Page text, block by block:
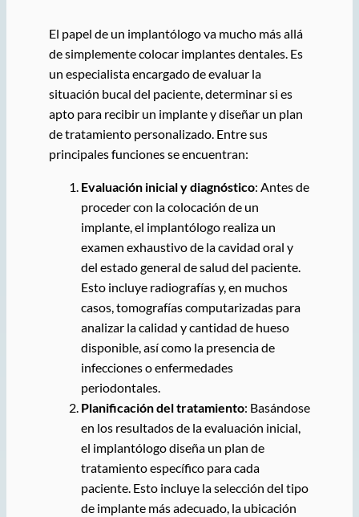
El papel de un implantólogo va mucho más allá
de simplemente colocar implantes dentales. Es
un especialista encargado de evaluar la
situación bucal del paciente, determinar si es
apto para recibir un implante y diseñar un plan
de tratamiento personalizado. Entre sus
principales funciones se encuentran:
Evaluación inicial y diagnóstico: Antes de
proceder con la colocación de un
implante, el implantólogo realiza un
examen exhaustivo de la cavidad oral y
del estado general de salud del paciente.
Esto incluye radiografías y, en muchos
casos, tomografías computarizadas para
analizar la calidad y cantidad de hueso
disponible, así como la presencia de
infecciones o enfermedades
periodontales.
Planificación del tratamiento: Basándose
en los resultados de la evaluación inicial,
el implantólogo diseña un plan de
tratamiento específico para cada
paciente. Esto incluye la selección del tipo
de implante más adecuado, la ubicación